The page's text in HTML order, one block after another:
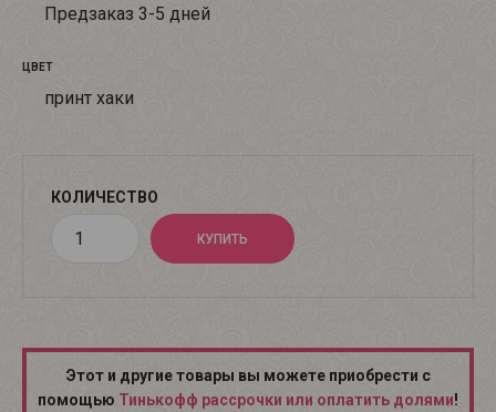
Предзаказ 3-5 дней
ЦВЕТ
принт хаки
КОЛИЧЕСТВО
Этот и другие товары вы можете приобрести с
помощью Тинькофф рассрочки или оплатить долями!